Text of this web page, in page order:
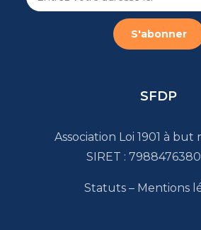
SFDP
Association Loi 1901 à
SIRET :
Statuts – Mentions